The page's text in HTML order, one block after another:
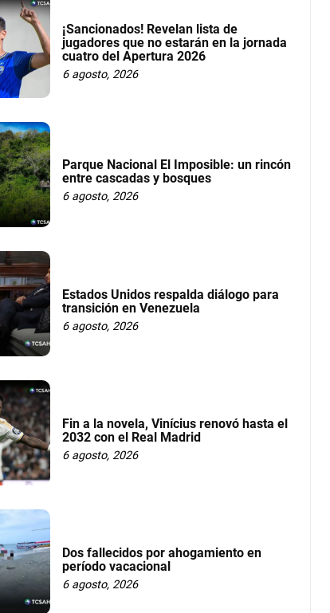
¡Sancionados! Revelan lista de
jugadores que no estarán en la jornada
cuatro del Apertura 2026
6 agosto, 2026
Parque Nacional El Imposible: un rincón
entre cascadas y bosques
6 agosto, 2026
Estados Unidos respalda diálogo para
transición en Venezuela
6 agosto, 2026
Fin a la novela, Vinícius renovó hasta el
2032 con el Real Madrid
6 agosto, 2026
Dos fallecidos por ahogamiento en
período vacacional
6 agosto, 2026